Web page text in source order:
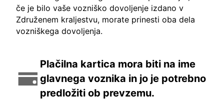
če je bilo vaše vozniško dovoljenje izdano v
Združenem kraljestvu, morate prinesti oba dela
vozniškega dovoljenja.
Plačilna kartica mora biti na ime
glavnega voznika in jo je potrebno
predložiti ob prevzemu.